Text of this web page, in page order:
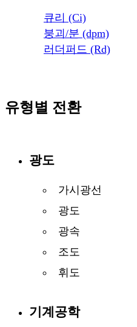
큐리 (Ci)
붕괴/분 (dpm)
러더퍼드 (Rd)
유형별 전환
광도
가시광선
광도
광속
조도
휘도
기계공학